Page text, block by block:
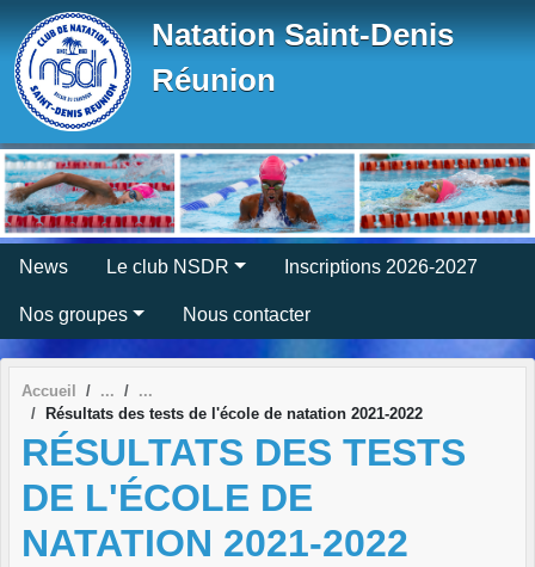
Natation Saint-Denis
Réunion
News Le club NSDR Inscriptions 2026-2027
Nos groupes Nous contacter
Accueil
Résultats des tests de l'école de natation 2021-2022
RÉSULTATS DES TESTS
DE L'ÉCOLE DE
NATATION 2021-2022
Panneau de gestion des cookies